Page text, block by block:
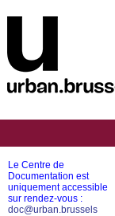
Le Centre de
Documentation est
uniquement accessible
sur rendez-vous :
doc@urban.brussels